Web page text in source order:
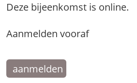
Deze bijeenkomst is online.
Aanmelden vooraf
aanmelden